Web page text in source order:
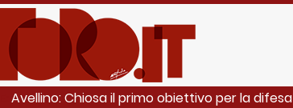
Avellino: Chiosa il primo obiettivo per la difesa